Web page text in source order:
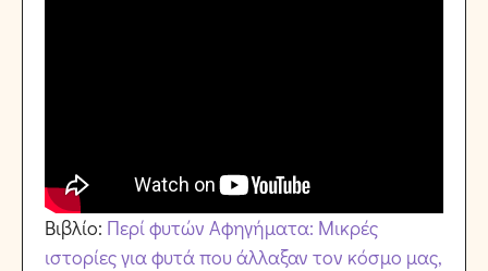
Βιβλίο: Περί φυτών Αφηγήματα: Μικρές
ιστορίες για φυτά που άλλαξαν τον κόσμο μας,